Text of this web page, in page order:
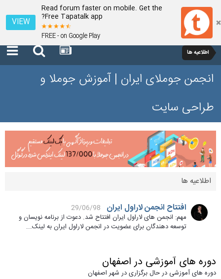
Read forum faster on mobile. Get the
Free Tapatalk app?
FREE - on Google Play
VIEW
اطلاعیه ها
انجمن جوملای ایران | آموزش جوملا و
طراحی سایت
اطلاعیه ها
افتتاح انجمن لاراول ایران
29/06/98
مهم: انجمن های لاراول ایران افتتاح شد. دعوت از برنامه نویسان و
توسعه دهندگان برای عضویت در انجمن لاراول ایران به لینک...
دوره های آموزشی در اصفهان
دوره های آموزشی در حال برگزاری در شهر اصفهان